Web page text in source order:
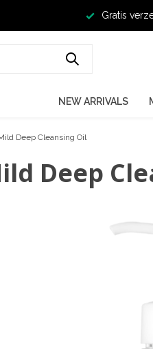
Gratis
NEW ARRIVALS
Deep Cleansing Oil
Deep